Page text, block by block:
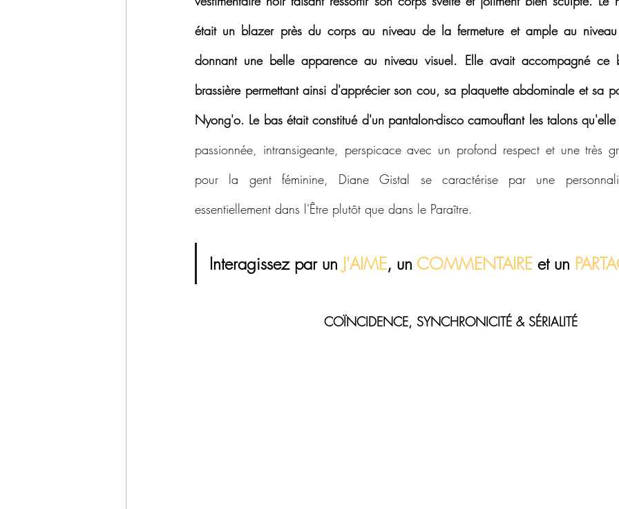
était un blazer près du corps au niveau de la fermeture et ample au
donnant une belle apparence au niveau visuel. Elle avait accompagné ce
brassière permettant ainsi d'apprécier son cou, sa plaquette abdominale et sa
Nyong'o. Le bas était constitué d'un pantalon-disco camouflant les talons
passionnée, intransigeante, perspicace avec un profond respect et une très
pour la gent féminine, Diane Gistal se caractérise par une
essentiellement dans l'Être plutôt que dans le Paraître.
Interagissez par un J'AIME, un COMMENTAIRE et un
COÏNCIDENCE, SYNCHRONICITÉ & SÉRIALITÉ